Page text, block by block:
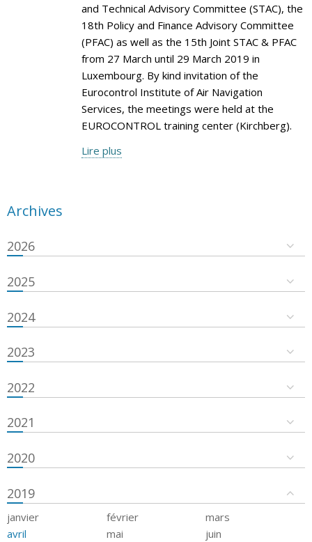
and Technical Advisory Committee (STAC), the
18th Policy and Finance Advisory Committee
(PFAC) as well as the 15th Joint STAC & PFAC
from 27 March until 29 March 2019 in
Luxembourg. By kind invitation of the
Eurocontrol Institute of Air Navigation
Services, the meetings were held at the
EUROCONTROL training center (Kirchberg).
Lire plus
Archives
2026
2025
2024
2023
2022
2021
2020
2019
janvier février
mars
avril
mai
juin